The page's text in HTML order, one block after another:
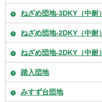
ねざめ団地-3DKY（中耐）
ねざめ団地-2DKY（中耐）
ねざめ団地-2DKY（中耐）
踏入団地
みすず台団地